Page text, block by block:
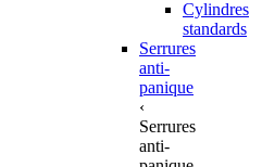
Cylindres
standards
Serrures
anti-
panique
‹
Serrures
anti-